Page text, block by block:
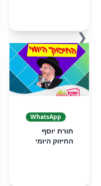
❮
WhatsApp
תורת יוסף
החיזוק היומי